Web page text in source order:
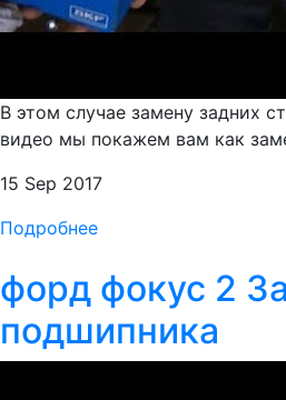
В этом случае замену задних
видео мы покажем вам как
15 Sep 2017
Подробнее
форд фокус 2
подшипника